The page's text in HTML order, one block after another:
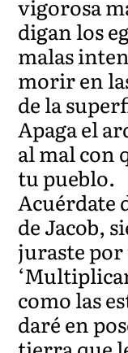
vigorosa
digan los
malas
morir en
de la
Apaga el
al mal con
tu pueblo.
Acuérdate
de Jacob,
juraste
como las
daré en